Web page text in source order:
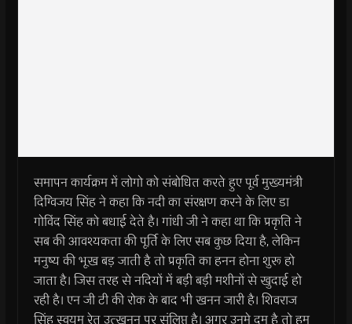
समापन कार्यक्रम में लोगो को संबोधित करते हुए पूर्व मुख्यमंत्री
दिग्विजय सिंह ने कहा कि नदी का संरक्षण करने के लिए डा
गोविंद सिंह को बधाई देते है। गांधी जी ने कहा था कि प्रकृति ने
सब की आवश्यकता की पूर्ति के लिए सब कुछ दिया है, लेकिन
मनुष्य की भूख बड़ जाती है तो प्रकृति का हनन होना शुरू हो
जाता है। जिस तरह से नदियों में बड़ी बड़ी मशीनों से खुदाई हो
रही है। एन जी टी की रोक के बाद भी खनन जारी है। शिवराज
सिंह स्वयम रेत उत्खनन पर संलिप्त है। अगर उनमे दम है तो हम